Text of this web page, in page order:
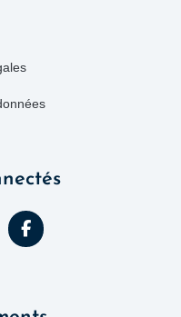
F
a
c